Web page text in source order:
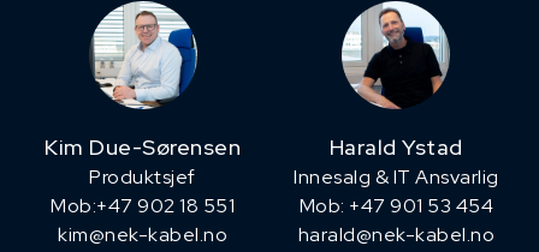
Kim Due-Sørensen
Produktsjef
​Mob:+47 902 18 551
kim@nek-kabel.no
Harald Ystad
Innesalg & IT Ansvarlig
Mob: +47 901 53 454
harald@nek-kabel.no